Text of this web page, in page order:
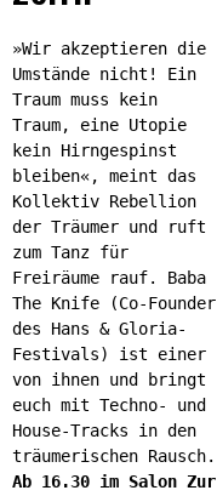
»Wir akzeptieren die
Umstände nicht! Ein
Traum muss kein
Traum, eine Utopie
kein Hirngespinst
bleiben«, meint das
Kollektiv Rebellion
der Träumer und ruft
zum Tanz für
Freiräume rauf. Baba
The Knife (Co-Founder
des Hans & Gloria-
Festivals) ist einer
von ihnen und bringt
euch mit Techno- und
House-Tracks in den
träumerischen Rausch.
Ab 16.30 im Salon Zur